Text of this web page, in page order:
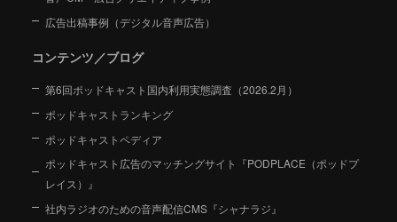
広告出稿事例（デジタル音声広告）
コンテンツ／ブログ
第6回ポッドキャスト国内利用実態調査（2026.2月）
ポッドキャストランキング
ポッドキャストペディア
ポッドキャスト広告のマッチングサイト『PODPLACE（ポッドプ
レイス）』
社内ラジオのための音声配信CMS『シャナラジ』